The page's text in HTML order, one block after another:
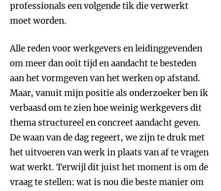
professionals een volgende tik die verwerkt
moet worden.
Alle reden voor werkgevers en leidinggevenden
om meer dan ooit tijd en aandacht te besteden
aan het vormgeven van het werken op afstand.
Maar, vanuit mijn positie als onderzoeker ben ik
verbaasd om te zien hoe weinig werkgevers dit
thema structureel en concreet aandacht geven.
De waan van de dag regeert, we zijn te druk met
het uitvoeren van werk in plaats van af te vragen
wat werkt. Terwijl dit juist het moment is om de
vraag te stellen: wat is nou die beste manier om